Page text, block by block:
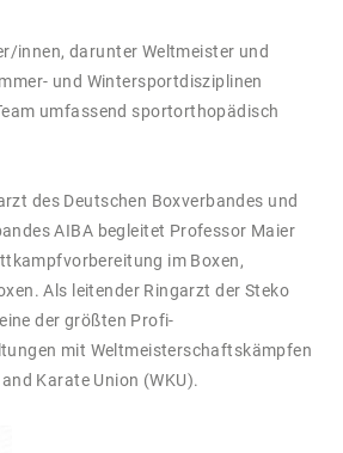
innen, darunter Weltmeister und
und Wintersportdisziplinen
umfassend sportorthopädisch
des Deutschen Boxverbandes und
AIBA begleitet Professor Maier
im Boxen,
Als leitender Ringarzt der Steko
der größten Profi-
mit Weltmeisterschaftskämpfen
Karate Union (WKU).